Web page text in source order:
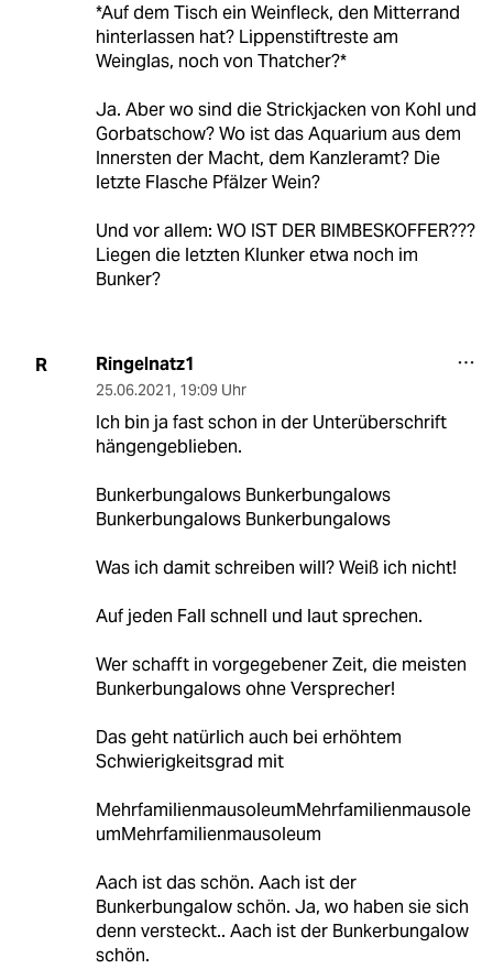
*Auf dem Tisch ein Weinfleck, den Mitterrand
hinterlassen hat? Lippenstiftreste am
Weinglas, noch von Thatcher?*
Ja. Aber wo sind die Strickjacken von Kohl und
Gorbatschow? Wo ist das Aquarium aus dem
Innersten der Macht, dem Kanzleramt? Die
letzte Flasche Pfälzer Wein?
Und vor allem: WO IST DER BIMBESKOFFER???
Liegen die letzten Klunker etwa noch im
Bunker?
R Ringelnatz1
25.06.2021, 19:09 Uhr
Ich bin ja fast schon in der Unterüberschrift
hängengeblieben.
Bunkerbungalows Bunkerbungalows
Bunkerbungalows Bunkerbungalows
Was ich damit schreiben will? Weiß ich nicht!
Auf jeden Fall schnell und laut sprechen.
Wer schafft in vorgegebener Zeit, die meisten
Bunkerbungalows ohne Versprecher!
Das geht natürlich auch bei erhöhtem
Schwierigkeitsgrad mit
MehrfamilienmausoleumMehrfamilienmausole
umMehrfamilienmausoleum
Aach ist das schön. Aach ist der
Bunkerbungalow schön. Ja, wo haben sie sich
denn versteckt.. Aach ist der Bunkerbungalow
schön.